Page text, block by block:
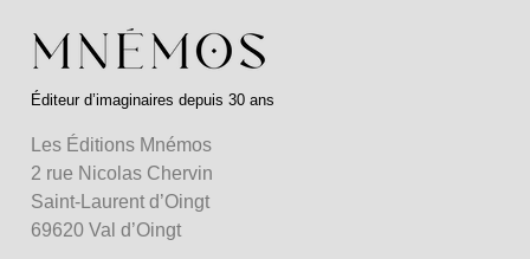
Éditeur d’imaginaires depuis 30 ans
Les Éditions Mnémos
2 rue Nicolas Chervin
Saint-Laurent d’Oingt
69620 Val d’Oingt